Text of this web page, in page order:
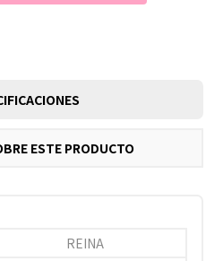
ESTE PRODUCTO
REINA